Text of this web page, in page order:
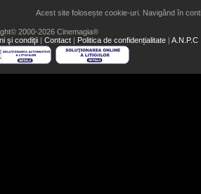
Acest site folosește cookie-uri. Navigând în
2000-2026 Cinemagia®
şi condiţii | Contact | Politica de confidențialitate | A.N.P.C